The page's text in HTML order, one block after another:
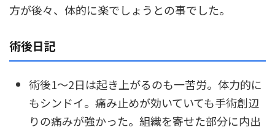
方が後々、体的に楽でしょうとの事でした。
術後日記
術後1～2日は起き上がるのも一苦労。体力的に
もシンドイ。痛み止めが効いていても手術創辺
りの痛みが強かった。組織を寄せた部分に内出